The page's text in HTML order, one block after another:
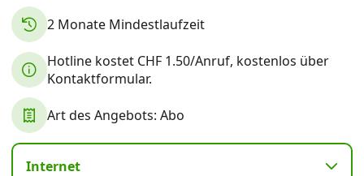
Datenschutz AGB Impressum
2 Monate Mindestlaufzeit
Hotline kostet CHF 1.50/Anruf, kostenlos über
Kontaktformular.
Art des Angebots: Abo
Internet